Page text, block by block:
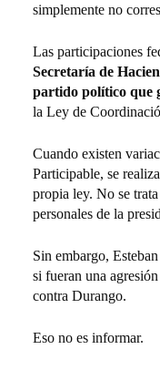
simplemente no
Las participaciones
Secretaría de
partido político que
la Ley de
Cuando existen
Participable, se
propia ley. No se
personales de la
Sin embargo,
si fueran una
contra Durango.
Eso no es informar.